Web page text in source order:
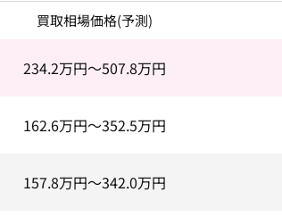
買取相場価格(予測)
234.2万円～507.8万円
162.6万円～352.5万円
157.8万円～342.0万円